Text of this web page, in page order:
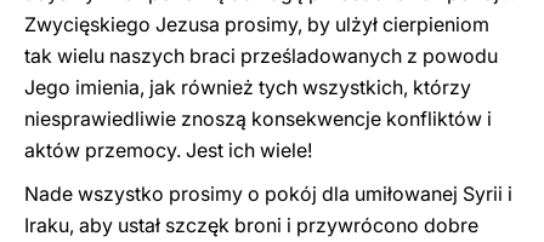
Zwycięskiego Jezusa prosimy, by ulżył cierpieniom
tak wielu naszych braci prześladowanych z powodu
Jego imienia, jak również tych wszystkich, którzy
niesprawiedliwie znoszą konsekwencje konfliktów i
aktów przemocy. Jest ich wiele!
Nade wszystko prosimy o pokój dla umiłowanej Syrii i
Iraku, aby ustał szczęk broni i przywrócono dobre